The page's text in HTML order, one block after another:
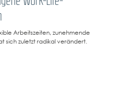
Arbeitszeiten, zunehmende
sich zuletzt radikal verändert.